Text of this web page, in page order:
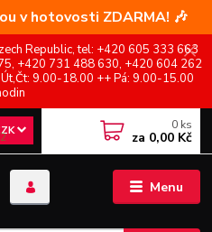
v hotovosti ZDARMA! 🎶
Republic, tel: +420 605 333 663
+420 731 488 630, +420 604 262
9.00-18.00 ++ Pá: 9.00-15.00
Menu
0 ks
za 0,00 Kč